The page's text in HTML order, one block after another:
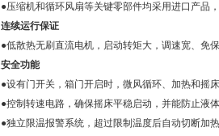
●压缩机和循环风扇等关键零部件均采用进口产品
连续运行保证
●低散热无刷直流电机，启动转矩大，调速宽、免
安全功能
●设有门开关，箱门开启时，微风循环、加热和摇
●控制转速电路，确保摇床平稳启动，并能防止液
●独立限温报警系统，超过限制温度后自动切断加